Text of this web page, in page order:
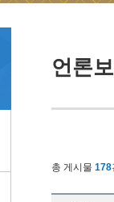
언론
총 게시물 178